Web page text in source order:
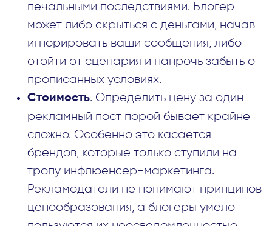
печальными последствиями. Блогер
может либо скрыться с деньгами, начав
игнорировать ваши сообщения, либо
отойти от сценария и напрочь забыть о
прописанных условиях.
Стоимость. Определить цену за один
рекламный пост порой бывает крайне
сложно. Особенно это касается
брендов, которые только ступили на
тропу инфлюенсер-маркетинга.
Рекламодатели не понимают принципов
ценообразования, а блогеры умело